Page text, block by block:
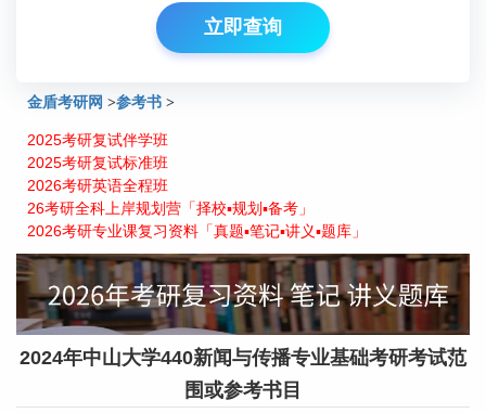
立即查询
金盾考研网 >参考书 >
2024年中山大学440新闻与传播专业基础考研考试范围或参考书目
2025考研复试伴学班
2025考研复试标准班
2026考研英语全程班
26考研全科上岸规划营「择校▪规划▪备考」
2026考研专业课复习资料「真题▪笔记▪讲义▪题库」
2024年中山大学440新闻与传播专业基础考研考试范
围或参考书目